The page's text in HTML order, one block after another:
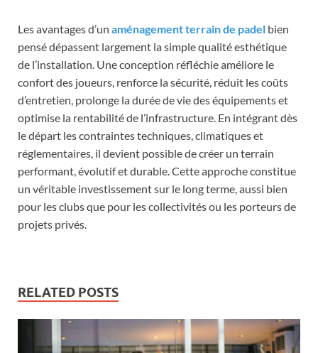
Les avantages d’un aménagement terrain de padel bien
pensé dépassent largement la simple qualité esthétique
de l’installation. Une conception réfléchie améliore le
confort des joueurs, renforce la sécurité, réduit les coûts
d’entretien, prolonge la durée de vie des équipements et
optimise la rentabilité de l’infrastructure. En intégrant dès
le départ les contraintes techniques, climatiques et
réglementaires, il devient possible de créer un terrain
performant, évolutif et durable. Cette approche constitue
un véritable investissement sur le long terme, aussi bien
pour les clubs que pour les collectivités ou les porteurs de
projets privés.
RELATED POSTS